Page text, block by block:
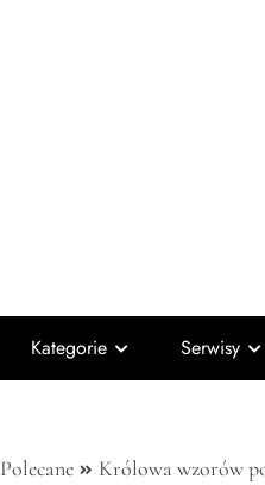
Kategorie Serwisy
Polecane Królowa wzorów